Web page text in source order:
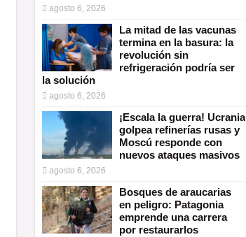
agosto 6, 2026
La mitad de las vacunas
termina en la basura: la
revolución sin
refrigeración podría ser
la solución
agosto 6, 2026
¡Escala la guerra! Ucrania
golpea refinerías rusas y
Moscú responde con
nuevos ataques masivos
agosto 6, 2026
Bosques de araucarias
en peligro: Patagonia
emprende una carrera
por restaurarlos